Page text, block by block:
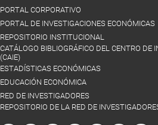
PORTAL CORPORATIVO
PORTAL DE INVESTIGACIONES ECONÓMICAS
REPOSITORIO INSTITUCIONAL
CATÁLOGO BIBLIOGRÁFICO DEL CENTRO DE
(CAIE)
ESTADÍSTICAS ECONÓMICAS
EDUCACIÓN ECONÓMICA
RED DE INVESTIGADORES
REPOSITORIO DE LA RED DE